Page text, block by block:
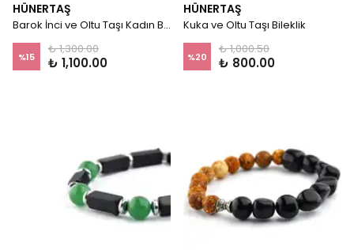
HÜNERTAŞ
Barok İnci ve Oltu Taşı Kadın Bileklik
%15
₺ 1,300.00
₺ 1,100.00
HÜNERTAŞ
Kuka ve Oltu Taşı Bileklik
%20
₺ 1,000.50
₺ 800.00